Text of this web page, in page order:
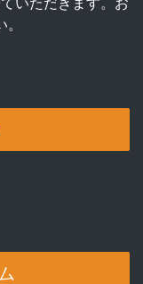
いただきます。お